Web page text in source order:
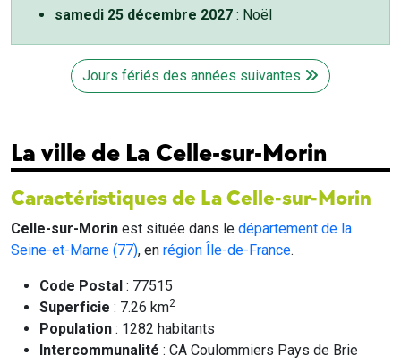
samedi 25 décembre 2027 : Noël
Jours fériés des années suivantes
La ville de La Celle-sur-Morin
Caractéristiques de La Celle-sur-Morin
Celle-sur-Morin est située dans le département de la
Seine-et-Marne (77), en région Île-de-France.
Code Postal : 77515
Superficie : 7.26 km2
Population : 1282 habitants
Intercommunalité : CA Coulommiers Pays de Brie